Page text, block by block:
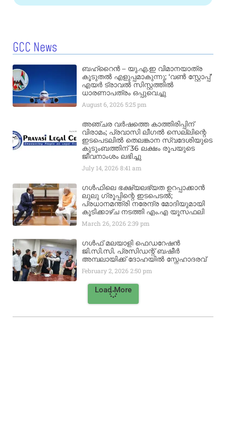
GCC News
ബഹ്‌റൈൻ – യു.എ.ഇ വിമാനയാത്ര
കൂടുതൽ എളുപ്പമാകുന്നു; ‘വൺ സ്റ്റോപ്പ്’
എയർ ട്രാവൽ സിസ്റ്റത്തിൽ
ധാരണാപത്രം ഒപ്പുവെച്ചു
August 6, 20265:25 pm
അഞ്ചര വർഷത്തെ കാത്തിരിപ്പിന്
വിരാമം; പ്രവാസി ലീഗൽ സെല്ലിന്റെ
ഇടപെടലിൽ തെലങ്കാന സ്വദേശിയുടെ
കുടുംബത്തിന് 36 ലക്ഷം രൂപയുടെ
ജീവനാംശം ലഭിച്ചു
July 14, 20268:41 am
ഗൾഫിലെ ഭക്ഷ്യലഭ്യത ഉറപ്പാക്കാൻ
ലുലു ഗ്രൂപ്പിന്റെ ഇടപെടൽ;
പ്രധാനമന്ത്രി നരേന്ദ്ര മോദിയുമായി
കൂടിക്കാഴ്ച നടത്തി എം.എ യൂസഫലി
March 26, 20262:39 pm
ഗൾഫ് മലയാളി ഫെഡറേഷൻ
ജി.സി.സി. പ്രസിഡന്റ് ബഷീർ
അമ്പലായിക്ക് ദോഹയിൽ സ്നേഹാദരവ്
February 2, 20262:50 pm
Load More